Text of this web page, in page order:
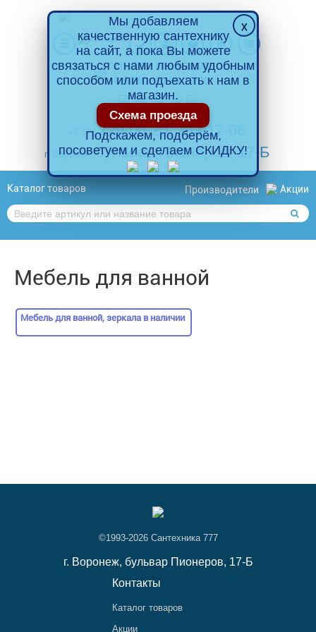
ПН-ПТ: 10.00-20.00
СБ-ВС: 10.00-18.00
+7 473 229-06-20,263-17-06
г. Воронеж, бульвар Пионеров, 17-Б
Каталог товаров Акции
Производители
Мебель для ванной
Мебель для ванной, зеркала в наличии
Мы добавляем
качественную сантехнику
на сайт, а пока Вы можете
связаться с нами любым удобным
способом или подъехать к нам в
магазин.
Схема проезда
Подскажем, подберём,
посоветуем и сделаем СКИДКУ!
©1993-2026 Сантехника 777
г. Воронеж, бульвар Пионеров, 17-Б
Контакты
Каталог товаров
Акции